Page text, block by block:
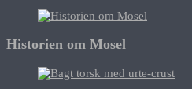
Historien om Mosel